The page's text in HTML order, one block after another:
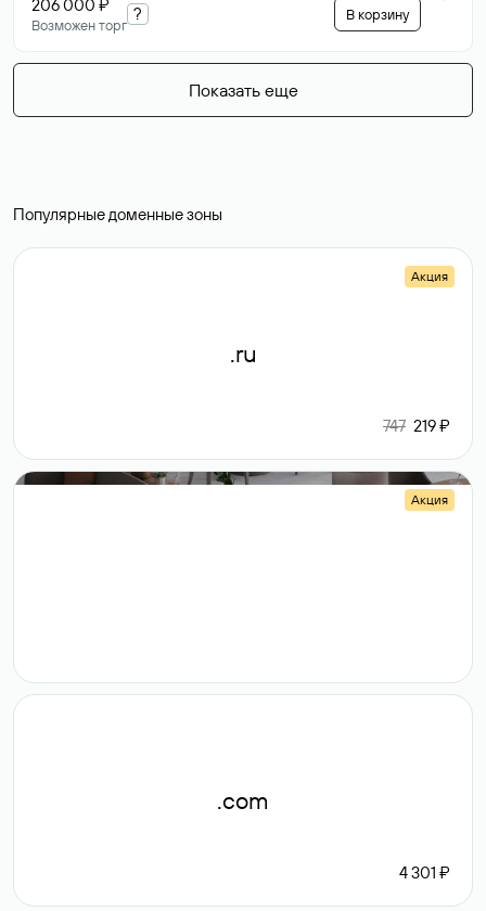
206 000 ₽
Возможен торг
? В корзину
Показать еще
Популярные доменные зоны
Акция
.ru
747 219 ₽
Акция
.com
4 301 ₽